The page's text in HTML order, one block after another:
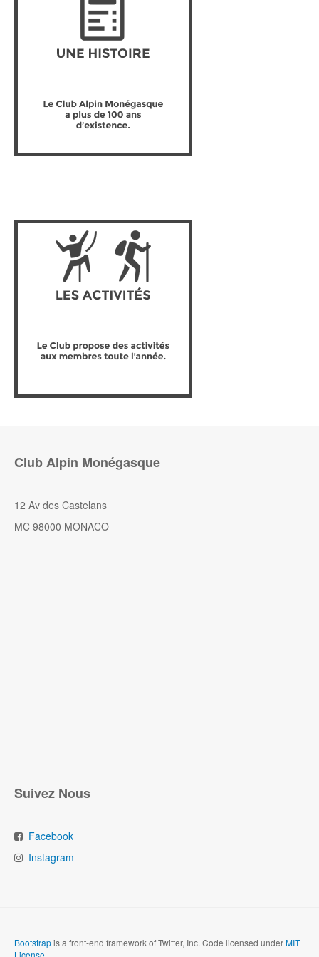
Club Alpin Monégasque
12 Av des Castelans
MC 98000 MONACO
Suivez Nous
Facebook
Instagram
Bootstrapis a front-end framework of Twitter, Inc. Code licensed underMIT
License.